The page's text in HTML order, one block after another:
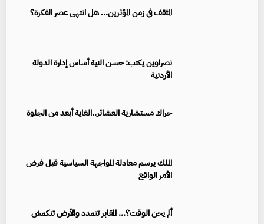
المثقف في زمن المؤثرين... هل انتهى عصر الفكرة؟
نصراوين يكتب: حسن النية أساس إدارة الدولة
الأردنية
حراك مستشارية العشائر..الغاية أبعد من الجلوة
الملك يرسم معادلة المواجهة السياسية قبل فرض
الأمر الواقع
ألم يحن الوقت؟... المقابر تتمدد والأرض تنكمش